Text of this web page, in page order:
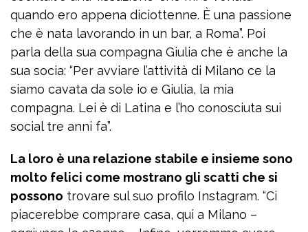
quando ero appena diciottenne. È una passione
che è nata lavorando in un bar, a Roma”. Poi
parla della sua compagna Giulia che è anche la
sua socia: “Per avviare l’attività di Milano ce la
siamo cavata da sole io e Giulia, la mia
compagna. Lei è di Latina e l’ho conosciuta sui
social tre anni fa”.
La loro è una relazione stabile e insieme sono
molto felici come mostrano gli scatti che si
possono trovare sul suo profilo Instagram. “Ci
piacerebbe comprare casa, qui a Milano –